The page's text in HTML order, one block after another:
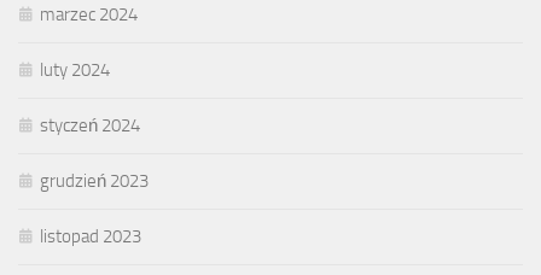
marzec 2024
luty 2024
styczeń 2024
grudzień 2023
listopad 2023